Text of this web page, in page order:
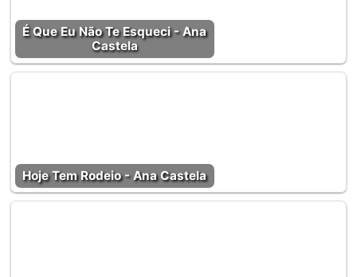
É Que Eu Não Te Esqueci - Ana
Castela
Hoje Tem Rodeio - Ana Castela